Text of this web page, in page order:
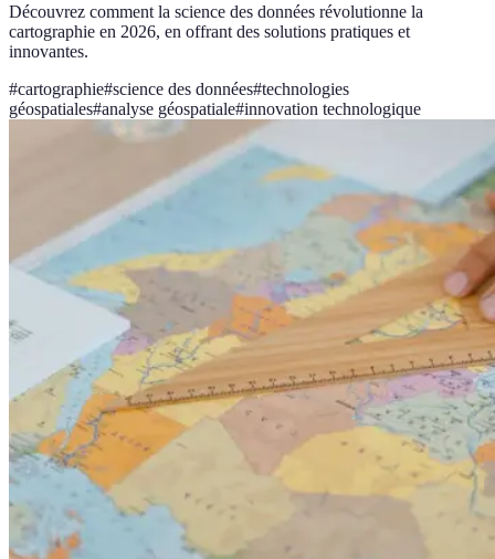
Découvrez comment la science des données révolutionne la
cartographie en 2026, en offrant des solutions pratiques et
innovantes.
#cartographie#science des données#technologies
géospatiales#analyse géospatiale#innovation technologique